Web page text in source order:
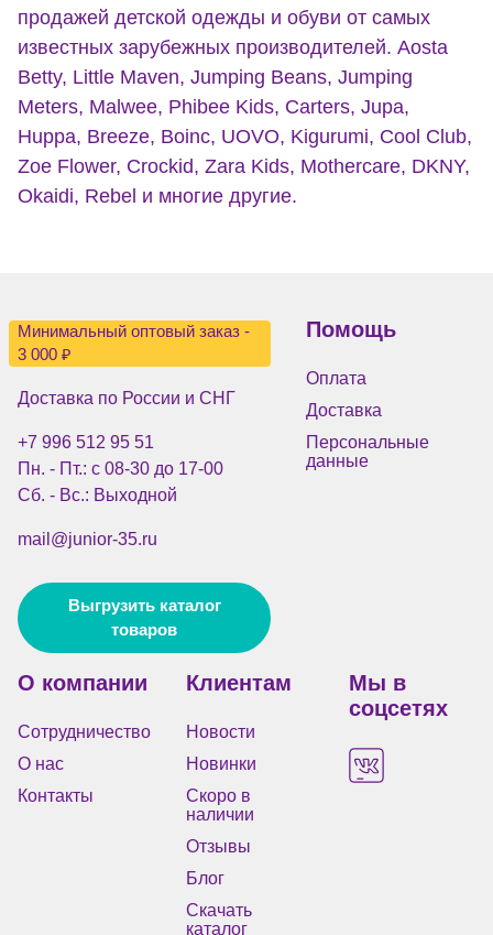
продажей детской одежды и обуви от самых
известных зарубежных производителей. Aosta
Betty, Little Maven, Jumping Beans, Jumping
Meters, Malwee, Phibee Kids, Carters, Jupa,
Huppa, Breeze, Boinc, UOVO, Kigurumi, Cool Club,
Zoe Flower, Crockid, Zara Kids, Mothercare, DKNY,
Okaidi, Rebel и многие другие.
Минимальный оптовый заказ -
3 000 ₽
Доставка по России и СНГ
+7 996 512 95 51
Пн. - Пт.: с 08-30 до 17-00
Сб. - Вс.: Выходной
mail@junior-35.ru
Выгрузить каталог
товаров
Помощь
Оплата
Доставка
Персональные
данные
О компании
Сотрудничество
О нас
Контакты
Клиентам
Новости
Новинки
Скоро в
наличии
Отзывы
Блог
Скачать
каталог
Мы в
соцсетях